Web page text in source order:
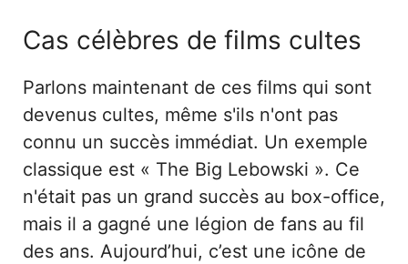
Cas célèbres de films cultes
Parlons maintenant de ces films qui sont
devenus cultes, même s'ils n'ont pas
connu un succès immédiat. Un exemple
classique est « The Big Lebowski ». Ce
n'était pas un grand succès au box-office,
mais il a gagné une légion de fans au fil
des ans. Aujourd’hui, c’est une icône de